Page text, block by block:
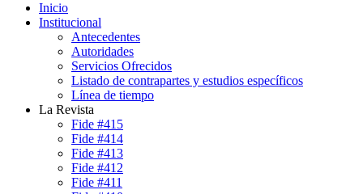
Inicio
Institucional
Antecedentes
Autoridades
Servicios Ofrecidos
Listado de contrapartes y estudios específicos
Línea de tiempo
La Revista
Fide #415
Fide #414
Fide #413
Fide #412
Fide #411